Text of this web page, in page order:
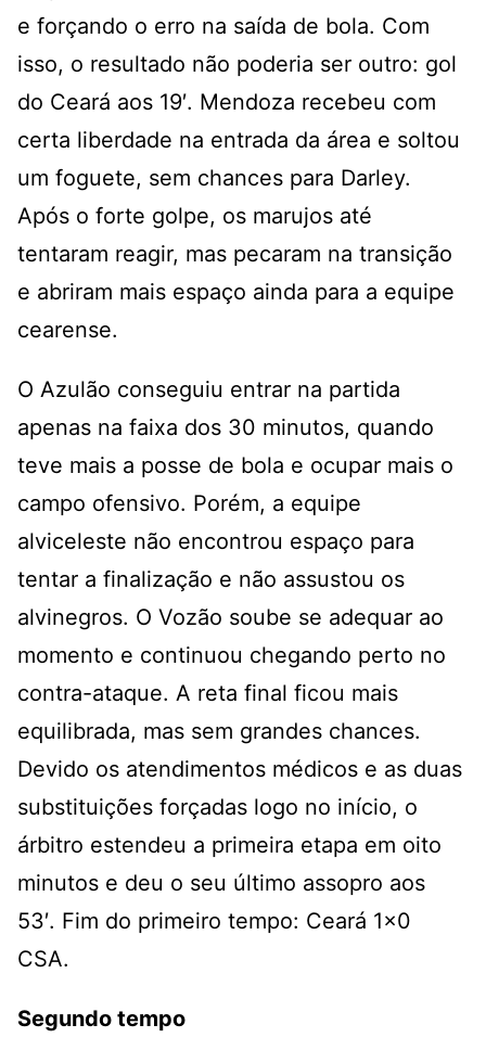
e forçando o erro na saída de bola. Com
isso, o resultado não poderia ser outro: gol
do Ceará aos 19′. Mendoza recebeu com
certa liberdade na entrada da área e soltou
um foguete, sem chances para Darley.
Após o forte golpe, os marujos até
tentaram reagir, mas pecaram na transição
e abriram mais espaço ainda para a equipe
cearense.
O Azulão conseguiu entrar na partida
apenas na faixa dos 30 minutos, quando
teve mais a posse de bola e ocupar mais o
campo ofensivo. Porém, a equipe
alviceleste não encontrou espaço para
tentar a finalização e não assustou os
alvinegros. O Vozão soube se adequar ao
momento e continuou chegando perto no
contra-ataque. A reta final ficou mais
equilibrada, mas sem grandes chances.
Devido os atendimentos médicos e as duas
substituições forçadas logo no início, o
árbitro estendeu a primeira etapa em oito
minutos e deu o seu último assopro aos
53′. Fim do primeiro tempo: Ceará 1×0
CSA.
Segundo tempo